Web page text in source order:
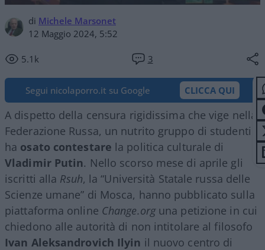
di Michele Marsonet
12 Maggio 2024, 5:52
5.1k 3
Segui nicolaporro.it su Google CLICCA QUI
A dispetto della censura rigidissima che vige nella
Federazione Russa, un nutrito gruppo di studenti
ha osato contestare la politica culturale di
Vladimir Putin. Nello scorso mese di aprile gli
iscritti alla Rsuh, la “Università Statale russa delle
Scienze umane” di Mosca, hanno pubblicato sulla
piattaforma online Change.orguna petizione in cui
chiedono alle autorità di non intitolare al filosofo
Ivan Aleksandrovich Ilyin il nuovo centro di